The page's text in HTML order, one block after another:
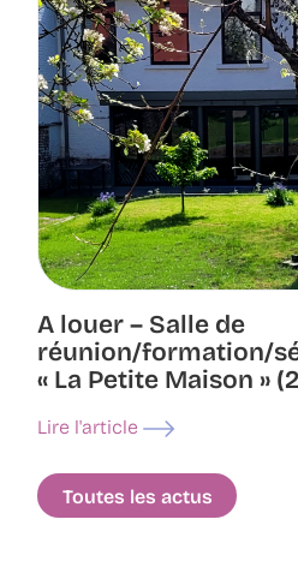
A louer – Salle de
réunion/formation/
« La Petite Maison »
Lire l'article
Toutes les actus